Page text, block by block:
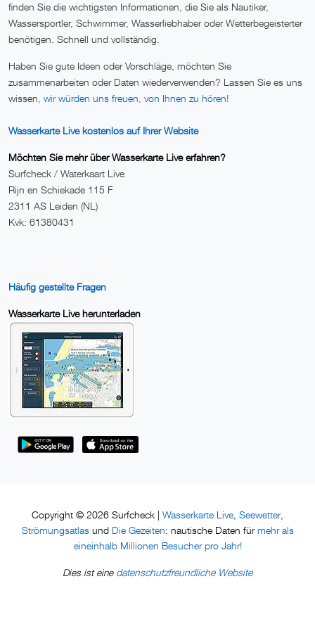
finden Sie die wichtigsten Informationen, die Sie als Nautiker,
Wassersportler, Schwimmer, Wasserliebhaber oder Wetterbegeisterter
benötigen. Schnell und vollständig.
Haben Sie gute Ideen oder Vorschläge, möchten Sie
zusammenarbeiten oder Daten wiederverwenden? Lassen Sie es uns
wissen, wir würden uns freuen, von Ihnen zu hören!
Wasserkarte Live kostenlos auf Ihrer Website
Möchten Sie mehr über Wasserkarte Live erfahren?
Surfcheck / Waterkaart Live
Rijn en Schiekade 115 F
2311 AS Leiden (NL)
Kvk: 61380431
Häufig gestellte Fragen
Wasserkarte Live herunterladen
Copyright © 2026 Surfcheck | Wasserkarte Live Seewetter,
Strömungsatlasund Die Gezeiten: nautische Daten fürmehr als
eineinhalb Millionen Besucher pro Jahr!
Dies ist eine datenschutzfreundliche Website